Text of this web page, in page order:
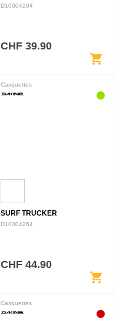
D10004204
CHF 39.90
shopping_cart
Casquettes
SURF TRUCKER
D10004264
CHF 44.90
shopping_cart
Casquettes